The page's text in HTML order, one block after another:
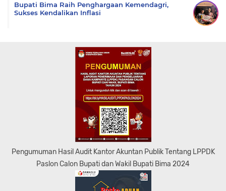
Bupati Bima Raih Penghargaan Kemendagri,
Sukses Kendalikan Inflasi
Pengumuman Hasil Audit Kantor Akuntan Publik Tentang LPPDK
Paslon Calon Bupati dan Wakil Bupati Bima 2024